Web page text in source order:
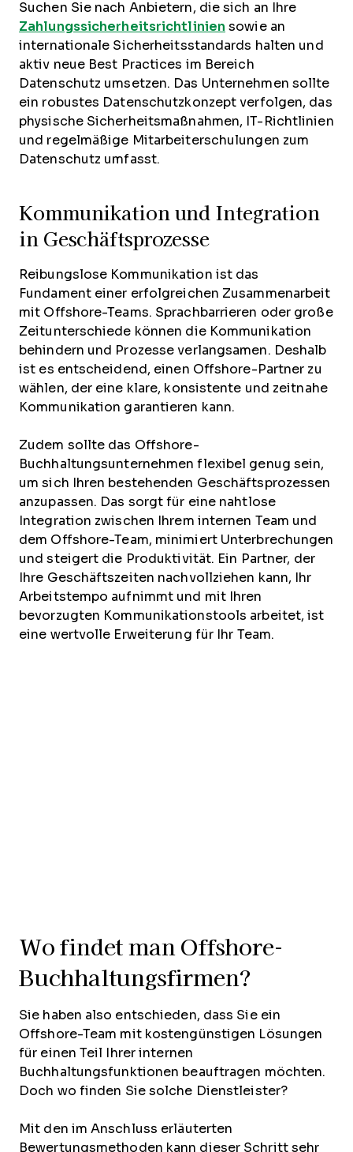
Suchen Sie nach Anbietern, die sich an Ihre
Zahlungssicherheitsrichtlinien sowie an
internationale Sicherheitsstandards halten und
aktiv neue Best Practices im Bereich
Datenschutz umsetzen. Das Unternehmen sollte
ein robustes Datenschutzkonzept verfolgen, das
physische Sicherheitsmaßnahmen, IT-Richtlinien
und regelmäßige Mitarbeiterschulungen zum
Datenschutz umfasst.
Kommunikation und Integration
in Geschäftsprozesse
Reibungslose Kommunikation ist das
Fundament einer erfolgreichen Zusammenarbeit
mit Offshore-Teams. Sprachbarrieren oder große
Zeitunterschiede können die Kommunikation
behindern und Prozesse verlangsamen. Deshalb
ist es entscheidend, einen Offshore-Partner zu
wählen, der eine klare, konsistente und zeitnahe
Kommunikation garantieren kann.
Zudem sollte das Offshore-
Buchhaltungsunternehmen flexibel genug sein,
um sich Ihren bestehenden Geschäftsprozessen
anzupassen. Das sorgt für eine nahtlose
Integration zwischen Ihrem internen Team und
dem Offshore-Team, minimiert Unterbrechungen
und steigert die Produktivität. Ein Partner, der
Ihre Geschäftszeiten nachvollziehen kann, Ihr
Arbeitstempo aufnimmt und mit Ihren
bevorzugten Kommunikationstools arbeitet, ist
eine wertvolle Erweiterung für Ihr Team.
Wo findet man Offshore-
Buchhaltungsfirmen?
Sie haben also entschieden, dass Sie ein
Offshore-Team mit kostengünstigen Lösungen
für einen Teil Ihrer internen
Buchhaltungsfunktionen beauftragen möchten.
Doch wo finden Sie solche Dienstleister?
Mit den im Anschluss erläuterten
Bewertungsmethoden kann dieser Schritt sehr